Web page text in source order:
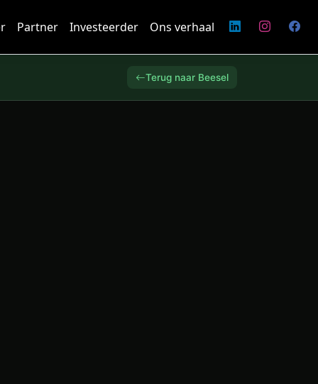
Partner Investeerder Ons verhaal
Terug naar Beesel